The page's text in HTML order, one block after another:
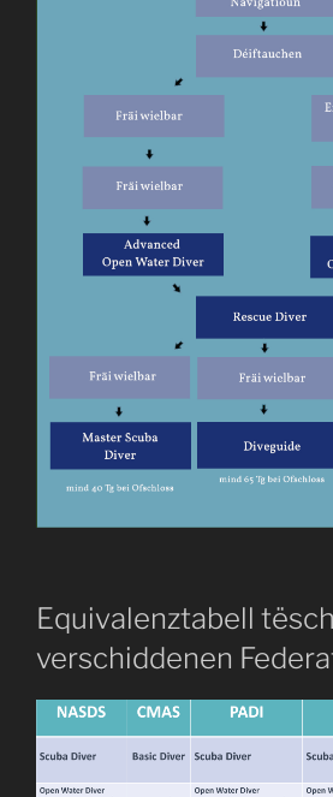
Equivalenztabell
verschiddenen